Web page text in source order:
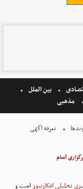
بین الملل
مذهبی
تعرفه اگهی
آسام
تحلیلی افکارنیوزاست و